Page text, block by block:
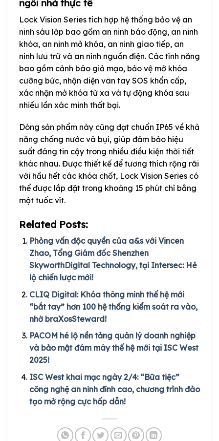
ngôi nhà thực tế
Lock Vision Series tích hợp hệ thống bảo vệ an
ninh sáu lớp bao gồm an ninh báo động, an ninh
khóa, an ninh mở khóa, an ninh giao tiếp, an
ninh lưu trữ và an ninh nguồn điện. Các tính năng
bao gồm cảnh báo giả mạo, bảo vệ mở khóa
cưỡng bức, nhận diện vân tay SOS khẩn cấp,
xác nhận mở khóa từ xa và tự động khóa sau
nhiều lần xác minh thất bại.
Dòng sản phẩm này cũng đạt chuẩn IP65 về khả
năng chống nước và bụi, giúp đảm bảo hiệu
suất đáng tin cậy trong nhiều điều kiện thời tiết
khác nhau. Được thiết kế để tương thích rộng rãi
với hầu hết các khóa chốt, Lock Vision Series có
thể được lắp đặt trong khoảng 15 phút chỉ bằng
một tuốc vít.
Related Posts:
Phỏng vấn độc quyền của a&s với Vincen
Zhao, Tổng Giám đốc Shenzhen
SkyworthDigital Technology, tại Intersec: Hé
lộ chiến lược mới!
CLIQ Digital: Khóa thông minh thế hệ mới
“bắt tay” hơn 100 hệ thống kiểm soát ra vào,
nhờ braXosSteward!
PACOM hé lộ nền tảng quản lý doanh nghiệp
và bảo mật đám mây thế hệ mới tại ISC West
2025!
ISC West khai mạc ngày 2/4: “Bữa tiệc”
công nghệ an ninh đỉnh cao, chương trình đào
tạo mở rộng cực hấp dẫn!